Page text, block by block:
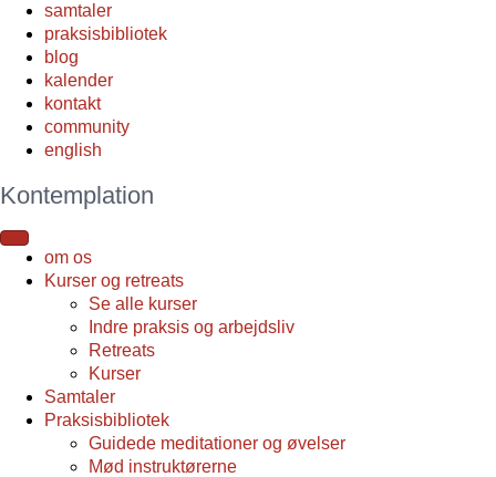
samtaler
praksisbibliotek
blog
kalender
kontakt
community
english
Kontemplation
om os
Kurser og retreats
Se alle kurser
Indre praksis og arbejdsliv
Retreats
Kurser
Samtaler
Praksisbibliotek
Guidede meditationer og øvelser
Mød instruktørerne